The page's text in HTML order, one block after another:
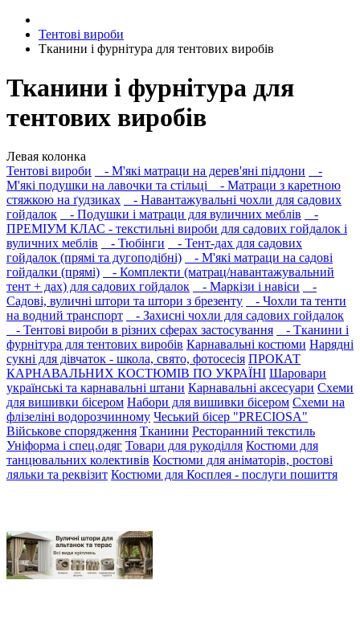
Тентові вироби
Тканини і фурнітура для тентових виробів
Тканини і фурнітура для
тентових виробів
Левая колонка
Тентові вироби
- М'які матраци на дерев'яні піддони
-
М'які подушки на лавочки та стільці
- Матраци з каретною
стяжкою на ґудзиках
- Навантажувальні чохли для садових
гойдалок
- Подушки і матраци для вуличних меблів
-
ПРЕМІУМ КЛАС - текстильні вироби для садових гойдалок і
вуличних меблів
- Тюбінги
- Тент-дах для садових
гойдалок (прямі та дугоподібні)
- М'які матраци на садові
гойдалки (прямі)
- Комплекти (матрац/навантажувальний
тент + дах) для садових гойдалок
- Маркізи і навіси
-
Садові, вуличні штори та штори з брезенту
- Чохли та тенти
на водний транспорт
- Захисні чохли для садових гойдалок
- Тентові вироби в різних сферах застосування
- Тканини і
фурнітура для тентових виробів Карнавальні костюми Нарядні
сукні для дівчаток - школа, свято, фотосесія ПРОКАТ
КАРНАВАЛЬНИХ КОСТЮМІВ ПО УКРАЇНІ Шаровари
українські та карнавальні штани Карнавальні аксесуари Схеми
для вишивки бісером Набори для вишивки бісером Схеми на
флізеліні водорозчинному Чеський бісер "PRECIOSA"
Військове спорядження Тканини Ресторанний текстиль
Уніформа і спец.одяг Товари для рукоділля Костюми для
танцювальних колективів Костюми для аніматорів, ростові
ляльки та реквізит Костюми для Косплея - послуги пошиття